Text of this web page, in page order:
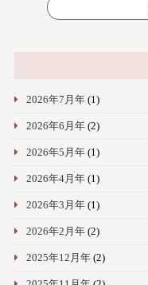
2026年7月年(1)
2026年6月年(2)
2026年5月年(1)
2026年4月年(1)
2026年3月年(1)
2026年2月年(2)
2025年12月年(2)